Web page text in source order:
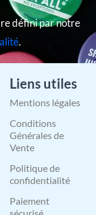
défini par notre
.
Liens utiles
Mentions légales
Conditions
Générales de
Vente
Politique de
confidentialité
Paiement